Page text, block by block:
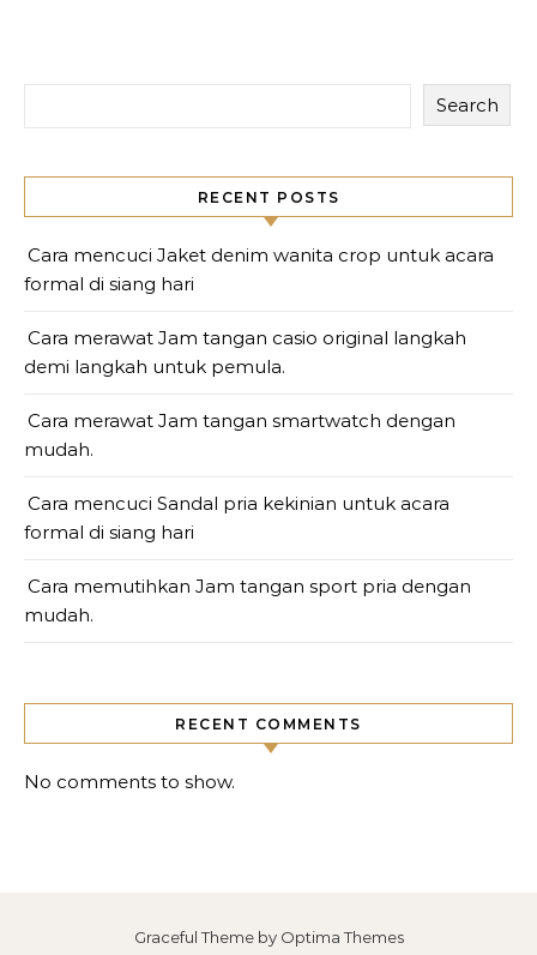
Search
RECENT POSTS
Cara mencuci Jaket denim wanita crop untuk acara
formal di siang hari
Cara merawat Jam tangan casio original langkah
demi langkah untuk pemula.
Cara merawat Jam tangan smartwatch dengan
mudah.
Cara mencuci Sandal pria kekinian untuk acara
formal di siang hari
Cara memutihkan Jam tangan sport pria dengan
mudah.
RECENT COMMENTS
No comments to show.
Graceful Theme by Optima Themes